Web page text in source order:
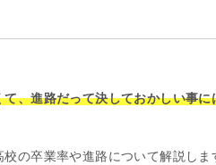
、進路だって決しておかしい事に
の卒業率や進路について解説しま